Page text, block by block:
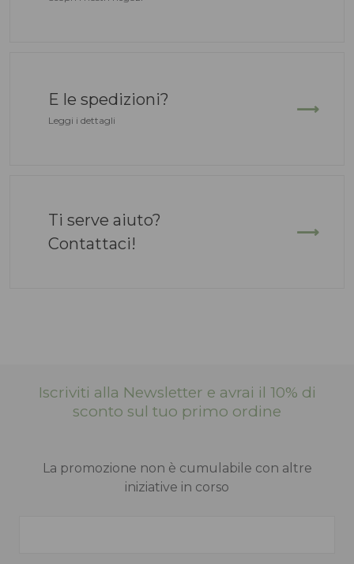
E le spedizioni?
Leggi i dettagli
Ti serve aiuto?
Contattaci!
Iscriviti alla Newsletter e avrai il 10% di
sconto sul tuo primo ordine
La promozione non è cumulabile con altre
iniziative in corso